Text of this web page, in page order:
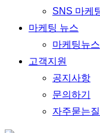
SNS 마케
마케팅 뉴스
마케팅뉴스
고객지원
공지사항
문의하기
자주묻는